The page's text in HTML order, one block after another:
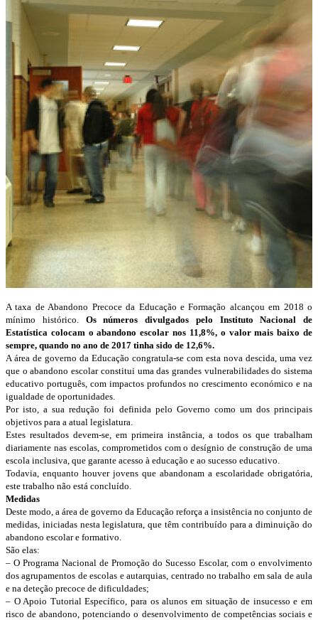
A taxa de Abandono Precoce da Educação e Formação alcançou em 2018 o
mínimo histórico. Os números divulgados pelo Instituto Nacional de
Estatística colocam o abandono escolar nos 11,8%, o valor mais baixo de
sempre, quando no ano de 2017 tinha sido de 12,6%.
A área de governo da Educação congratula-se com esta nova descida, uma vez
que o abandono escolar constitui uma das grandes vulnerabilidades do sistema
educativo português, com impactos profundos no crescimento económico e na
igualdade de oportunidades.
Por isto, a sua redução foi definida pelo Governo como um dos principais
objetivos para a atual legislatura.
Estes resultados devem-se, em primeira instância, a todos os que trabalham
diariamente nas escolas, comprometidos com o desígnio de construção de uma
escola inclusiva, que garante acesso à educação e ao sucesso educativo.
Todavia, enquanto houver jovens que abandonam a escolaridade obrigatória,
este trabalho não está concluído.
Medidas
Deste modo, a área de governo da Educação reforça a insistência no conjunto de
medidas, iniciadas nesta legislatura, que têm contribuído para a diminuição do
abandono escolar e formativo.
São elas:
– O Programa Nacional de Promoção do Sucesso Escolar, com o envolvimento
dos agrupamentos de escolas e autarquias, centrado no trabalho em sala de aula
e na deteção precoce de dificuldades;
– O Apoio Tutorial Específico, para os alunos em situação de insucesso e em
risco de abandono, potenciando o desenvolvimento de competências sociais e